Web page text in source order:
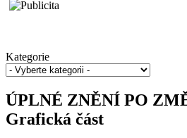
Kategorie
ÚPLNÉ ZNĚNÍ PO
Grafická část